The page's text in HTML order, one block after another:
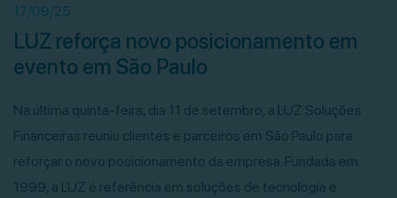
17/09/25
LUZ reforça novo posicionamento em
evento em São Paulo
Na última quinta-feira, dia 11 de setembro, a LUZ Soluções
Financeiras reuniu clientes e parceiros em São Paulo para
reforçar o novo posicionamento da empresa. Fundada em
1999, a LUZ é referência em soluções de tecnologia e